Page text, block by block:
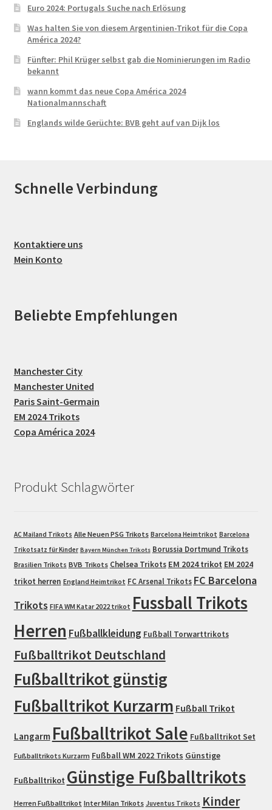
Euro 2024: Portugals Suche nach Erlösung
Was halten Sie von diesem Argentinien-Trikot für die Copa
América 2024?
Fünfter: Phil Krüger selbst gab die Nominierungen im Radio
bekannt
wann kommt das neue Copa América 2024
Nationalmannschaft
Englands wilde Gerüchte: BVB geht auf van Dijk los
Schnelle Verbindung
Kontaktiere uns
Mein Konto
Beliebte Empfehlungen
Manchester City
Manchester United
Paris Saint-Germain
EM 2024 Trikots
Copa América 2024
Produkt Schlagwörter
AC Mailand Trikots Alle Neuen PSG Trikots Barcelona Heimtrikot Barcelona
Trikotsatz für Kinder Bayern München Trikots Borussia Dortmund Trikots
Brasilien Trikots BVB Trikots Chelsea Trikots EM 2024 trikot EM 2024
trikot herren England Heimtrikot FC Arsenal Trikots FC Barcelona
Trikots FIFA WM Katar 2022 trikot Fussball Trikots
Herren Fußballkleidung Fußball Torwarttrikots
Fußballtrikot Deutschland
Fußballtrikot günstig
Fußballtrikot Kurzarm Fußball Trikot
Langarm Fußballtrikot Sale Fußballtrikot Set
Fußballtrikots Kurzarm Fußball WM 2022 Trikots Günstige
Fußballtrikot Günstige Fußballtrikots
Herren Fußballtrikot Inter Milan Trikots Juventus Trikots Kinder